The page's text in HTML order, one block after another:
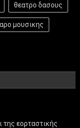
θεατρο δασους
μουσικης
της εορταστικής